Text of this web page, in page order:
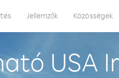
Jellemzők Közösségek
USA